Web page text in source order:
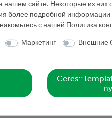
диагностической системы
патологические
груди, особенно в
сайте. Некоторые из них
более подробной
с нашей
Политика
Маркетинг Внешние